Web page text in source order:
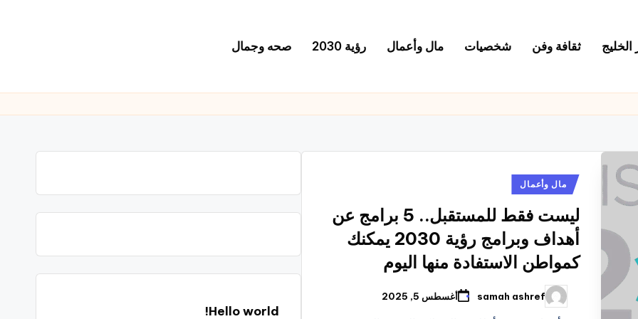
الخليج ثقافة وفن شخصيات مال وأعمال رؤية 2030 صحه وجمال
نُشرمال وأعمال
ليست فقط للمستقبل.. 5 برامج عن
أهداف وبرامج رؤية 2030 يمكنك
كمواطن الاستفادة منها اليوم
تمّ
النشر
samah ashref أغسطس 5, 2025
Hello world!